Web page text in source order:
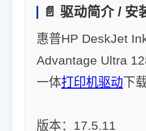
📄 驱动简介 / 安
惠普HP DeskJet
Advantage Ultra
一体打印机驱动下
版本：17.5.11